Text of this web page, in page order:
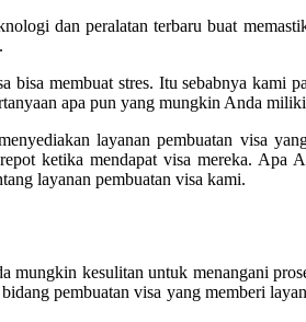
dan peralatan terbaru buat
membuat stres. Itu sebabnya
apa pun yang mungkin Anda
layanan pembuatan visa
ketika mendapat visa mereka.
layanan pembuatan visa kami.
kesulitan untuk menangani
pembuatan visa yang memberi